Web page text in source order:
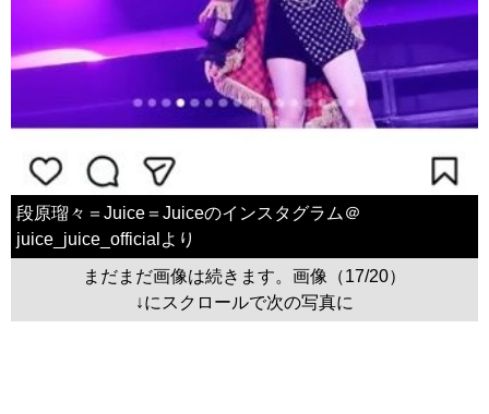
段原瑠々＝Juice＝Juiceのインスタグラム＠
juice_juice_officialより
まだまだ画像は続きます。画像（17/20）
↓にスクロールで次の写真に